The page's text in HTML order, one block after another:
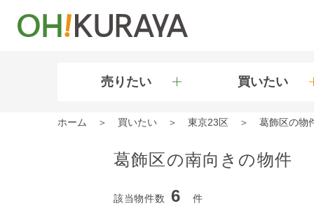
売りたい 買いたい
ホーム 買いたい 東京23区 葛飾区の物
葛飾区の南向きの物件
該当物件数 6 件